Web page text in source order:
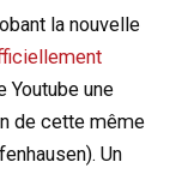
la nouvelle
Youtube une
de cette même
Un